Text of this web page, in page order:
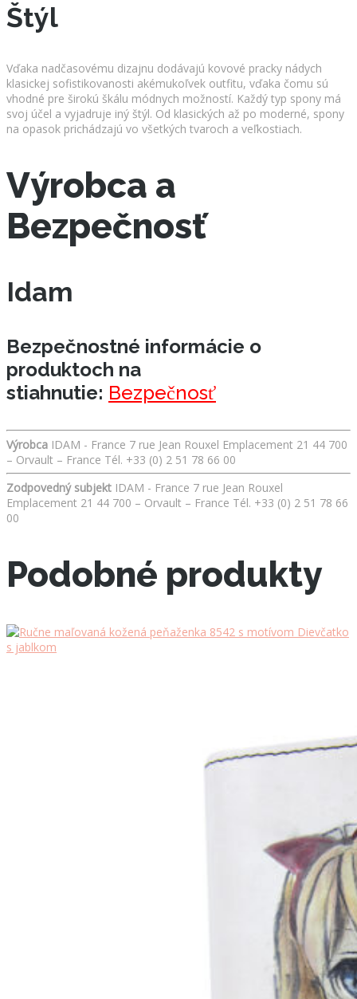
Štýl
Vďaka nadčasovému dizajnu dodávajú kovové pracky nádych
klasickej sofistikovanosti akémukoľvek outfitu, vďaka čomu sú
vhodné pre širokú škálu módnych možností. Každý typ spony má
svoj účel a vyjadruje iný štýl. Od klasických až po moderné, spony
na opasok prichádzajú vo všetkých tvaroch a veľkostiach.
Výrobca a
Bezpečnosť
Idam
Bezpečnostné informácie o
produktoch na
stiahnutie: Bezpečnosť
Výrobca IDAM - France 7 rue Jean Rouxel Emplacement 21 44 700
– Orvault – France Tél. +33 (0) 2 51 78 66 00
Zodpovedný subjekt IDAM - France 7 rue Jean Rouxel
Emplacement 21 44 700 – Orvault – France Tél. +33 (0) 2 51 78 66
00
Podobné produkty